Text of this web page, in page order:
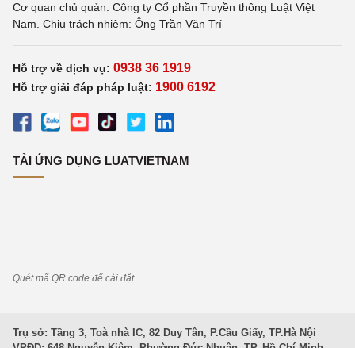
Cơ quan chủ quản: Công ty Cổ phần Truyền thông Luật Việt
Nam. Chịu trách nhiệm: Ông Trần Văn Trí
Hỗ trợ về dịch vụ: 0938 36 1919
Hỗ trợ giải đáp pháp luật: 1900 6192
TẢI ỨNG DỤNG LUATVIETNAM
Quét mã QR code để cài đặt
Trụ sở: Tầng 3, Toà nhà IC, 82 Duy Tân, P.Cầu Giấy, TP.Hà Nội